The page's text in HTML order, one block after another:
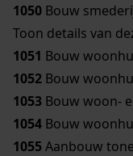
1050 Bouw
Toon details van
1051 Bouw
1052 Bouw
1053 Bouw woon-
1054 Bouw
1055Aanbouw